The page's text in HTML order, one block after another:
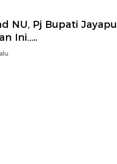
NU, Pj Bupati
Ini…..